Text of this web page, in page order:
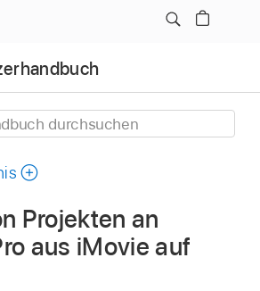
Projekten an
aus iMovie auf